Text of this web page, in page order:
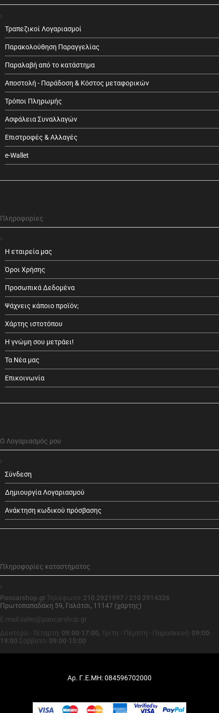
Τραπεζικοί Λογαριασμοί
Παρακολούθηση Παραγγελίας
Παραλαβή από το κατάστημα
Αποστολή - Παράδοση & Κόστος μεταφορικών
Τρόποι Πληρωμής
Ασφάλεια Συναλλαγών
Επιστροφές & Αλλαγές
e-Wallet
Πληροφορίες
Η εταιρεία μας
Όροι Χρήσης
Προσωπικά Δεδομένα
Ψάχνεις κάποιο προϊόν;
Χάρτης ιστοτόπου
Η γνώμη σου μετράει!
Τα Νέα μας
Επικοινωνία
Ο Λογαριασμός μου
Σύνδεση
Δημιουργία Λογαριασμού
Ανάκτηση κωδικού πρόσβασης
Πληροφορίες καταστήματος
Pancarshop.gr Τηλέφωνο: 210 2921997 / 210 2914326
Πρωτοπαπαδάκη 59, Γαλάτσι, 11147 (χάρτης)
E-mail:sales@pancarshop.gr
Δευτέρα - Τετάρτη: 09:00-17:00, Τρίτη - Πέμπτη - Παρασκευή: 09:00-
19:00 Σάββατο: 09:00-15:00
Αρ. Γ.Ε.ΜΗ: 084596702000